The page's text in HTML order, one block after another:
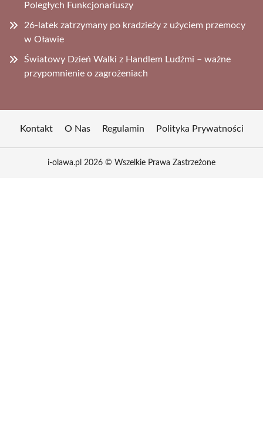
Poległych Funkcjonariuszy
26-latek zatrzymany po kradzieży z użyciem przemocy
w Oławie
Światowy Dzień Walki z Handlem Ludźmi – ważne
przypomnienie o zagrożeniach
Kontakt O Nas Regulamin Polityka Prywatności
i-olawa.pl 2026 © Wszelkie Prawa Zastrzeżone